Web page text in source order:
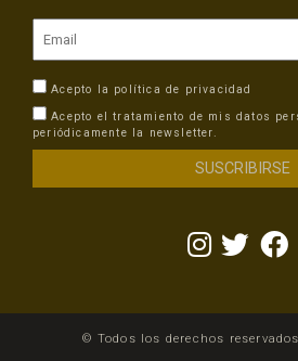
Acepto la política de privacidad
Acepto el tratamiento de mis datos
periódicamente la newsletter.
© Todos los derechos